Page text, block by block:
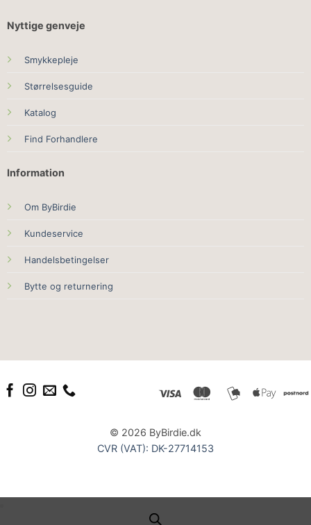
Nyttige genveje
Smykkepleje
Størrelsesguide
Katalog
Find Forhandlere
Information
Om ByBirdie
Kundeservice
Handelsbetingelser
Bytte og returnering
© 2026 ByBirdie.dk
CVR (VAT): DK-27714153